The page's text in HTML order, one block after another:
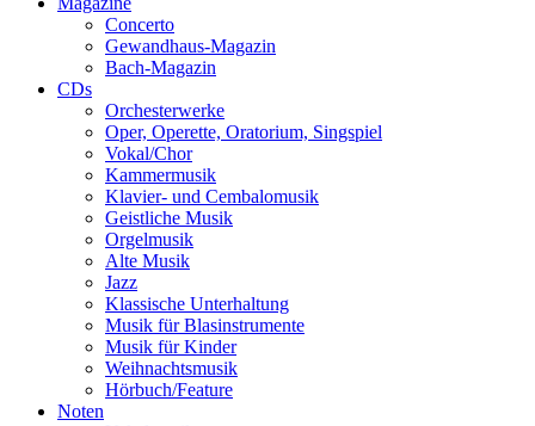
Concerto
Gewandhaus-Magazin
Bach-Magazin
CDs
Orchesterwerke
Oper, Operette, Oratorium, Singspiel
Vokal/Chor
Kammermusik
Klavier- und Cembalomusik
Geistliche Musik
Orgelmusik
Alte Musik
Jazz
Klassische Unterhaltung
Musik für Blasinstrumente
Musik für Kinder
Weihnachtsmusik
Hörbuch/Feature
Noten